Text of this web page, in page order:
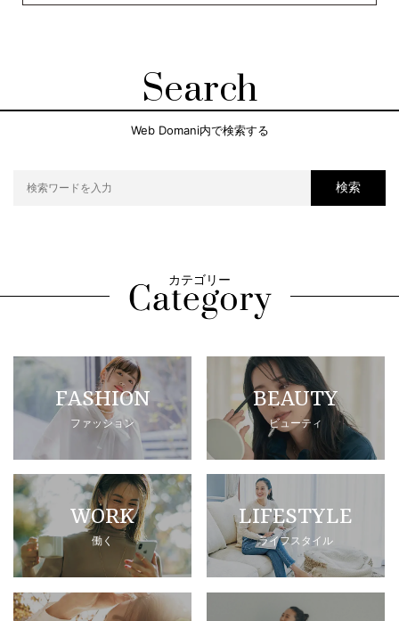
Search
Web Domani内で検索する
検索
カテゴリー
FASHION
ファッション
BEAUTY
ビューティ
WORK
働く
LIFESTYLE
ライフスタイル